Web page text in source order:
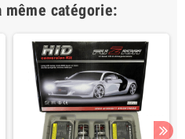
catégorie: